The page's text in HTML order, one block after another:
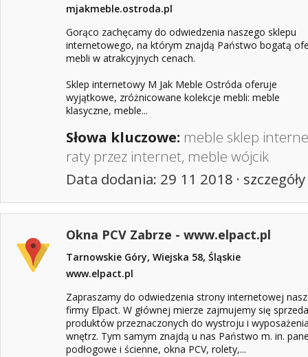
mjakmeble.ostroda.pl
Gorąco zachęcamy do odwiedzenia naszego sklepu
internetowego, na którym znajdą Państwo bogatą
mebli w atrakcyjnych cenach.
Sklep internetowy M Jak Meble Ostróda oferuje
wyjątkowe, zróżnicowane kolekcje mebli: meble
klasyczne, meble...
Słowa kluczowe: meble sklep
raty przez internet, meble wójcik
Data dodania: 29 11 2018 ·
Okna PCV Zabrze - www.elpact.pl
Tarnowskie Góry, Wiejska 58, Śląskie
www.elpact.pl
Zapraszamy do odwiedzenia strony internetowej
firmy Elpact. W głównej mierze zajmujemy się
produktów przeznaczonych do wystroju i
wnętrz. Tym samym znajdą u nas Państwo m. in.
podłogowe i ścienne, okna PCV, rolety,...